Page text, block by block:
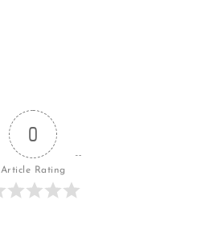
0
Article Rating